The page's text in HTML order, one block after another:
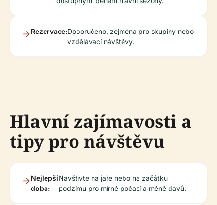
Rezervace:Doporučeno, zejména pro skupiny nebo
vzdělávací návštěvy.
Hlavní zajímavosti a
tipy pro návštěvu
Nejlepší
doba:
Navštivte na jaře nebo na začátku
podzimu pro mírné počasí a méně davů.